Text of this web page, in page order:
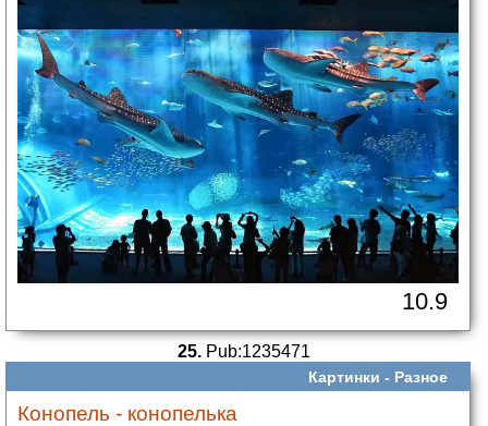
10.9
25. Pub:1235471
Картинки - Разное
Конопель - конопелька